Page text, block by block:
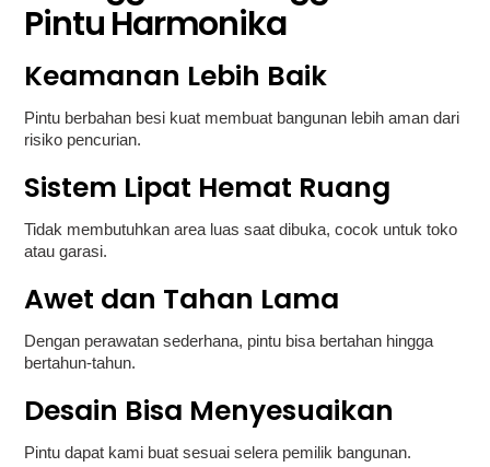
Pintu Harmonika
Keamanan Lebih Baik
Pintu berbahan besi kuat membuat bangunan lebih aman dari
risiko pencurian.
Sistem Lipat Hemat Ruang
Tidak membutuhkan area luas saat dibuka, cocok untuk toko
atau garasi.
Awet dan Tahan Lama
Dengan perawatan sederhana, pintu bisa bertahan hingga
bertahun-tahun.
Desain Bisa Menyesuaikan
Pintu dapat kami buat sesuai selera pemilik bangunan.